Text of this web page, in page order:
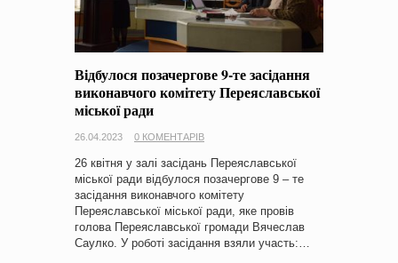
Відбулося позачергове 9-те засідання
виконавчого комітету Переяславської
міської ради
26.04.2023 0 КОМЕНТАРІВ
26 квітня у залі засідань Переяславської
міської ради відбулося позачергове 9 – те
засідання виконавчого комітету
Переяславської міської ради, яке провів
голова Переяславської громади Вячеслав
Саулко. У роботі засідання взяли участь:…